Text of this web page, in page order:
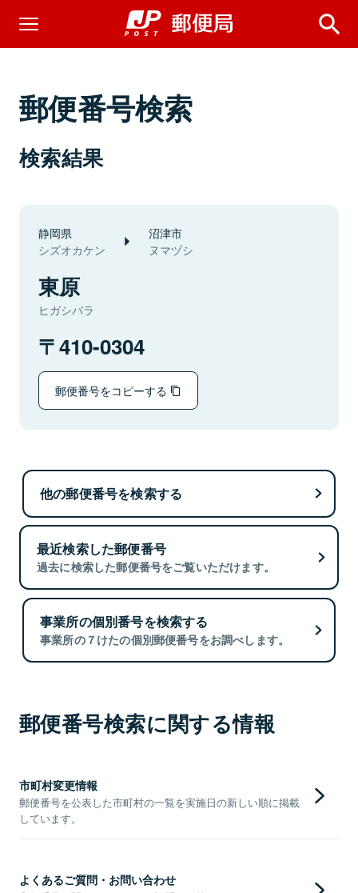
郵便番号検索
検索結果
静岡県
シズオカケン
沼津市
ヌマヅシ
東原
ヒガシバラ
410-0304
郵便番号をコピーする
他の郵便番号を検索する
最近検索した郵便番号
過去に検索した郵便番号をご覧いただけます。
事業所の個別番号を検索する
事業所の７けたの個別郵便番号をお調べします。
郵便番号検索に関する情報
市町村変更情報
郵便番号を公表した市町村の一覧を実施日の新しい順に掲載
しています。
よくあるご質問・お問い合わせ